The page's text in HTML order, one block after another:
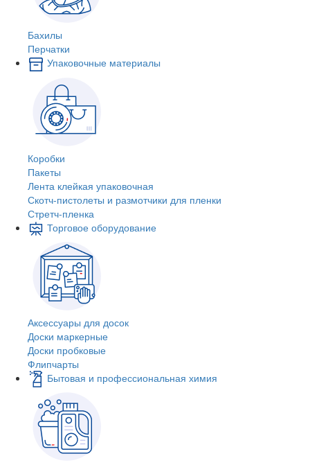
Бахилы
Перчатки
Упаковочные материалы
Коробки
Пакеты
Лента клейкая упаковочная
Скотч-пистолеты и размотчики для пленки
Стретч-пленка
Торговое оборудование
Аксессуары для досок
Доски маркерные
Доски пробковые
Флипчарты
Бытовая и профессиональная химия